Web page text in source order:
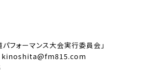
フォーマンス大会実行委員会」
kinoshita@fm815.com